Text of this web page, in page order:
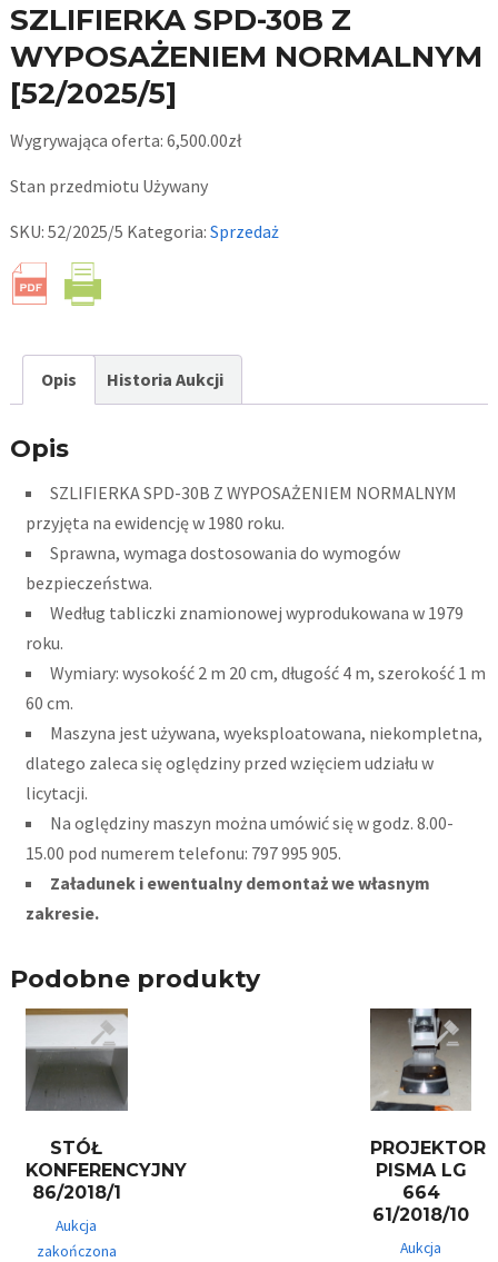
SZLIFIERKA SPD-30B Z
WYPOSAŻENIEM NORMALNYM
[52/2025/5]
Wygrywająca oferta: 6,500.00zł
Stan przedmiotu Używany
SKU: 52/2025/5 Kategoria: Sprzedaż
Opis Historia Aukcji
Opis
SZLIFIERKA SPD-30B Z WYPOSAŻENIEM NORMALNYM
przyjęta na ewidencję w 1980 roku.
Sprawna, wymaga dostosowania do wymogów
bezpieczeństwa.
Według tabliczki znamionowej wyprodukowana w 1979
roku.
Wymiary: wysokość 2 m 20 cm, długość 4 m, szerokość 1 m
60 cm.
Maszyna jest używana, wyeksploatowana, niekompletna,
dlatego zaleca się oględziny przed wzięciem udziału w
licytacji.
Na oględziny maszyn można umówić się w godz. 8.00-
15.00 pod numerem telefonu: 797 995 905.
Załadunek i ewentualny demontaż we własnym
zakresie.
Podobne produkty
STÓŁ
KONFERENCYJNY
86/2018/1
Aukcja
zakończona
PROJEKTOR
PISMA LG
664
61/2018/10
Aukcja